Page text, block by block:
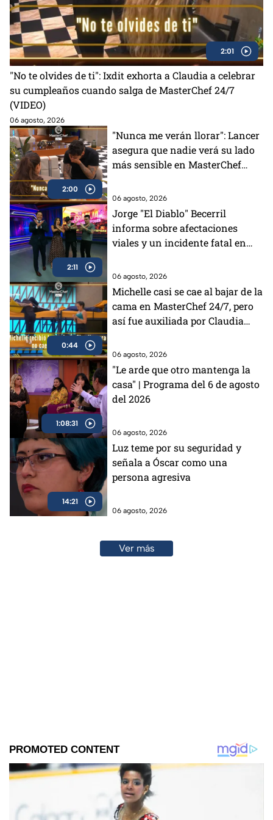
2:01
"No te olvides de ti": Ixdit exhorta a Claudia a celebrar
su cumpleaños cuando salga de MasterChef 24/7
(VIDEO)
06 agosto, 2026
2:00
"Nunca me verán llorar": Lancer
asegura que nadie verá su lado
más sensible en MasterChef
06 agosto, 2026
2:11
Jorge "El Diablo" Becerril
informa sobre afectaciones
viales y un incidente fatal en
06 agosto, 2026
0:44
Michelle casi se cae al bajar de la
cama en MasterChef 24/7, pero
así fue auxiliada por Claudia
06 agosto, 2026
1:08:31
"Le arde que otro mantenga la
casa" | Programa del 6 de agosto
del 2026
06 agosto, 2026
14:21
Luz teme por su seguridad y
señala a Óscar como una
persona agresiva
06 agosto, 2026
Ver más